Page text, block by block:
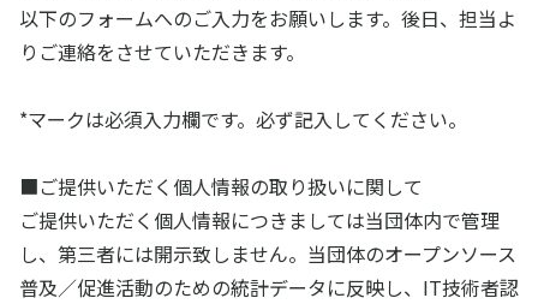
以下のフォームへのご入力をお願いします。後日、担当よ
りご連絡をさせていただきます。
*マークは必須入力欄です。必ず記入してください。
■ご提供いただく個人情報の取り扱いに関して
ご提供いただく個人情報につきましては当団体内で管理
し、第三者には開示致しません。当団体のオープンソース
普及／促進活動のための統計データに反映し、IT技術者認